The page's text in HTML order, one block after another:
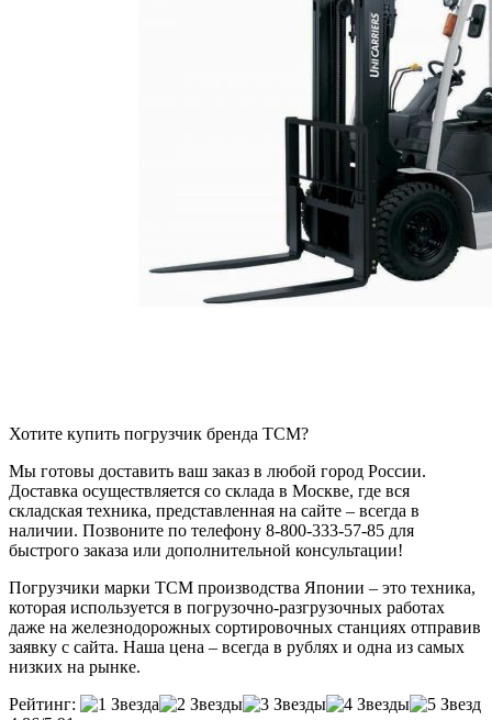
Хотите купить погрузчик бренда TCM?
Мы готовы доставить ваш заказ в любой город России.
Доставка осуществляется со склада в Москве, где вся
складская техника, представленная на сайте – всегда в
наличии. Позвоните по телефону 8-800-333-57-85 для
быстрого заказа или дополнительной консультации!
Погрузчики марки TCM производства Японии – это техника,
которая используется в погрузочно-разгрузочных работах
даже на железнодорожных сортировочных станциях отправив
заявку с сайта. Наша цена – всегда в рублях и одна из самых
низких на рынке.
Рейтинг: